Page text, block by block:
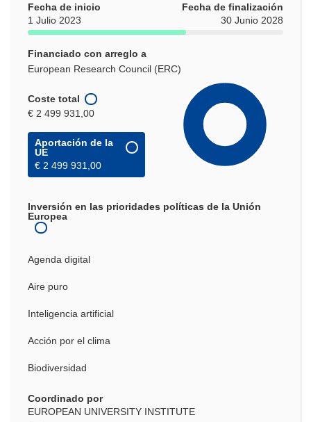
Fecha de inicio
1 Julio 2023
Fecha de finalización
30 Junio 2028
Financiado con arreglo a
European Research Council (ERC)
Coste total
€ 2 499 931,00
Aportación de la
UE
€ 2 499 931,00
Inversión en las prioridades políticas de la Unión
Europea
Agenda digital
Aire puro
Inteligencia artificial
Acción por el clima
Biodiversidad
Coordinado por
EUROPEAN UNIVERSITY INSTITUTE